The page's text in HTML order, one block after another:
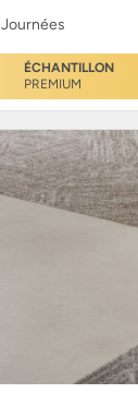
Journées
ÉCHANTILLON
PREMIUM